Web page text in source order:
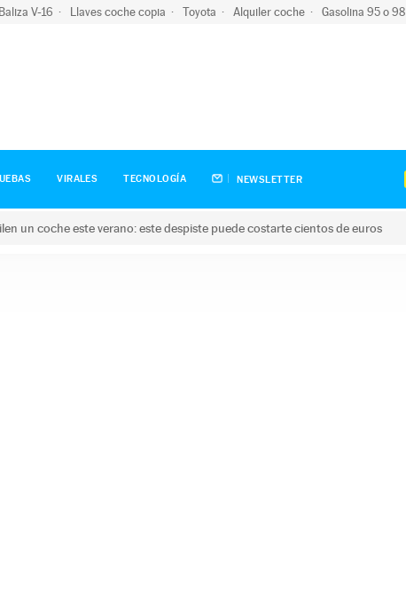
Baliza V-16 Llaves coche copia Toyota Alquiler coche Gasolina 95 o 98
VIRALES TECNOLOGÍA NEWSLETTER
un coche este verano: este despiste puede costarte cientos de euros